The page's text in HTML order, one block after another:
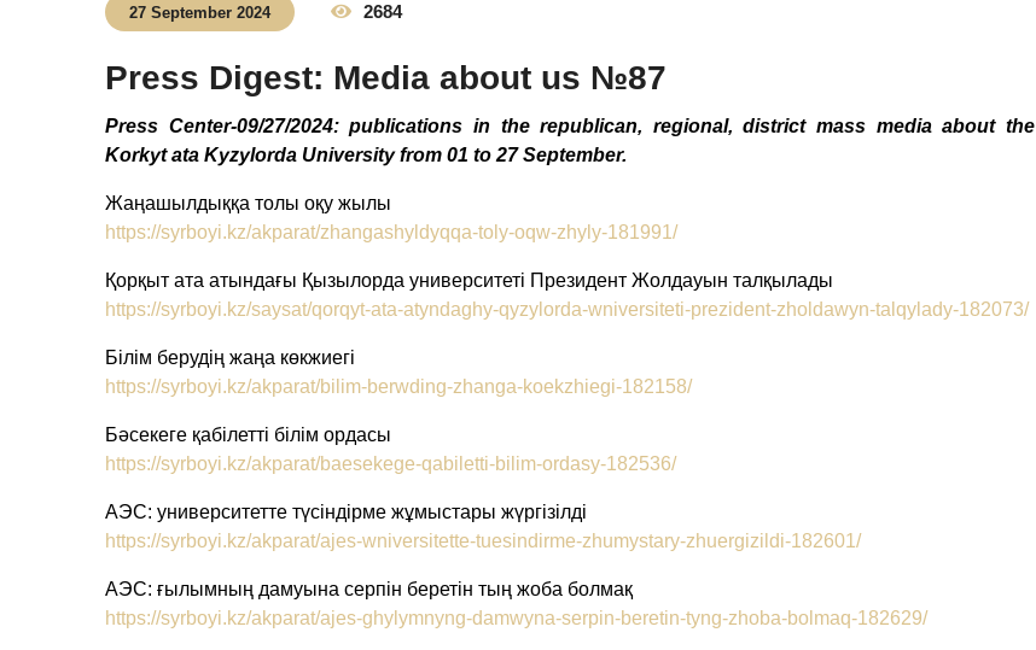
27 September 2024 2684
Press Digest: Media about us №87
Press Center-09/27/2024: publications in the republican, regional, district mass media about the
Korkyt ata Kyzylorda University from 01 to 27 September.
Жаңашылдыққа толы оқу жылы
https://syrboyi.kz/akparat/zhangashyldyqqa-toly-oqw-zhyly-181991/
Қорқыт ата атындағы Қызылорда университеті Президент Жолдауын талқылады
https://syrboyi.kz/saysat/qorqyt-ata-atyndaghy-qyzylorda-wniversiteti-prezident-zholdawyn-talqylady-182073/
Білім берудің жаңа көкжиегі
https://syrboyi.kz/akparat/bilim-berwding-zhanga-koekzhiegi-182158/
Бәсекеге қабілетті білім ордасы
https://syrboyi.kz/akparat/baesekege-qabiletti-bilim-ordasy-182536/
АЭС: университетте түсіндірме жұмыстары жүргізілді
https://syrboyi.kz/akparat/ajes-wniversitette-tuesindirme-zhumystary-zhuergizildi-182601/
АЭС: ғылымның дамуына серпін беретін тың жоба болмақ
https://syrboyi.kz/akparat/ajes-ghylymnyng-damwyna-serpin-beretin-tyng-zhoba-bolmaq-182629/